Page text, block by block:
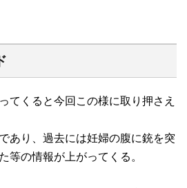
てくると今回この様に取り押さえ
あり、過去には妊婦の腹に銃を突
等の情報が上がってくる。